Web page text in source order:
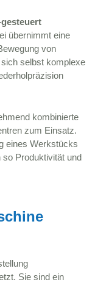
übernimmt eine
von
selbst komplexe
kombinierte
zum Einsatz.
eines Werkstücks
so Produktivität und
Sie sind ein